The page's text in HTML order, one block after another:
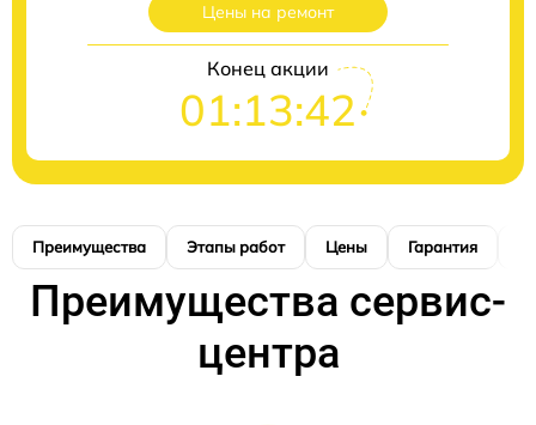
Цены на ремонт
Конец акции
01:13:41
Преимущества Этапы работ Цены Гарантия
Преимущества сервис-
центра